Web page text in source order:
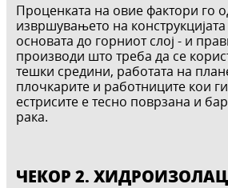
Проценката на овие фактори го
извршувањето на
основата до горниот слој - и
производи што треба да се
тешки средини, работата на
плочкарите и работниците кои
естрисите е тесно поврзана и
рака.
ЧЕКОР 2.